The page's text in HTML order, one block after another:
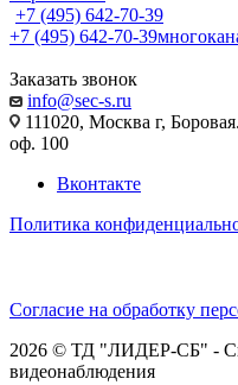
+7 (495) 642-70-39
+7 (495) 642-70-39
Заказать звонок
info@sec-s.ru
111020, Москва г,
оф. 100
Вконтакте
Политика
Согласие на обработку
2026 © ТД "ЛИДЕР-СБ" -
видеонаблюдения